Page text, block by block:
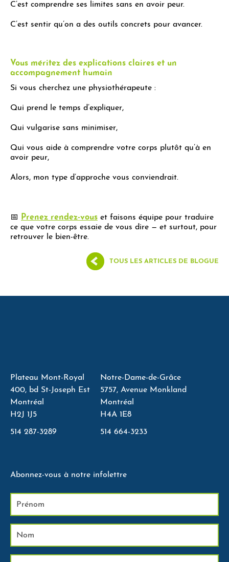
C’est comprendre ses limites sans en avoir peur.
C’est sentir qu’on a des outils concrets pour avancer.
Vous méritez des explications claires et un
accompagnement humain
Si vous cherchez une physiothérapeute :
Qui prend le temps d’expliquer,
Qui vulgarise sans minimiser,
Qui vous aide à comprendre votre corps plutôt qu’à en
avoir peur,
Alors, mon type d’approche vous conviendrait.
📅 Prenez rendez-vous et faisons équipe pour traduire
ce que votre corps essaie de vous dire — et surtout, pour
retrouver le bien-être.
TOUS LES ARTICLES DE BLOGUE
Plateau Mont-Royal
400, bd St-Joseph Est
Montréal
H2J 1J5
514 287-3289
Notre-Dame-de-Grâce
5757, Avenue Monkland
Montréal
H4A 1E8
514 664-3233
Abonnez-vous à notre infolettre